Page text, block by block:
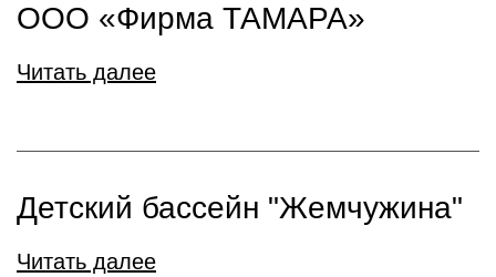
ООО «Фирма ТАМАРА»
Читать далее
Детский бассейн "Жемчужина"
Читать далее